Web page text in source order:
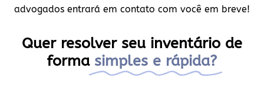
advogados entrará em contato com você em breve!
Quer resolver seu inventário de
forma simples e rápida?